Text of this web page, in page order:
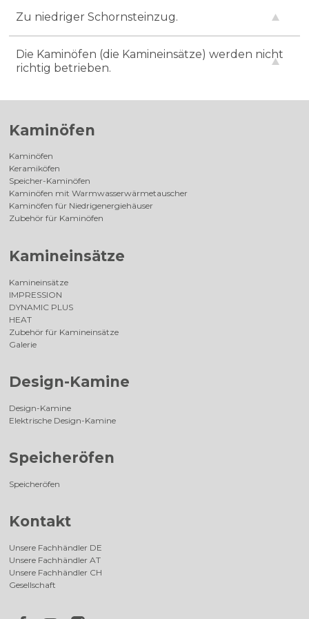
Zu niedriger Schornsteinzug.
Die Kaminöfen (die Kamineinsätze) werden nicht
richtig betrieben.
Kaminöfen
Kaminöfen
Keramiköfen
Speicher-Kaminöfen
Kaminöfen mit Warmwasserwärmetauscher
Kaminöfen für Niedrigenergiehäuser
Zubehör für Kaminöfen
Kamineinsätze
Kamineinsätze
IMPRESSION
DYNAMIC PLUS
HEAT
Zubehör für Kamineinsätze
Galerie
Design-Kamine
Design-Kamine
Elektrische Design-Kamine
Speicheröfen
Speicheröfen
Kontakt
Unsere Fachhändler DE
Unsere Fachhändler AT
Unsere Fachhändler CH
Gesellschaft